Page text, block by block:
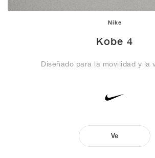
Nike
Kobe 4
Diseñado para la movilidad y la
Ve